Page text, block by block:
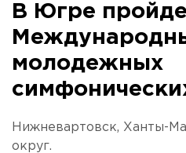
В Югре
молодежных
Нижневартовск, Ханты-
округ.